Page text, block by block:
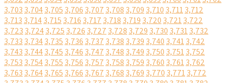
3,703 3,7043,705 3,706 3,707 3,708 3,709 3,710 3,7113,712
3,713 3,7143,715 3,716 3,717 3,718 3,719 3,720 3,7213,722
3,723 3,7243,725 3,726 3,727 3,728 3,729 3,730 3,7313,732
3,733 3,7343,735 3,736 3,737 3,738 3,739 3,740 3,7413,742
3,743 3,7443,745 3,746 3,747 3,748 3,749 3,750 3,7513,752
3,753 3,7543,755 3,756 3,757 3,758 3,759 3,760 3,7613,762
3,763 3,7643,765 3,766 3,767 3,768 3,769 3,770 3,7713,772